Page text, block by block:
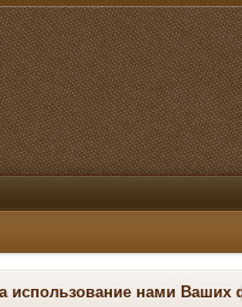
использование нами